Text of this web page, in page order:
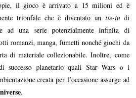
il gioco è arrivato a 15 milioni ed è
trionfale che è diventato un tie-indi
ad una serie potenzialmente infinita di
romanzi, manga, fumetti nonché giochi da
di materiale collezionabile. Inoltre, come
successo planetario quali Star Wars o i
creata per l’occasione assurge ad
.